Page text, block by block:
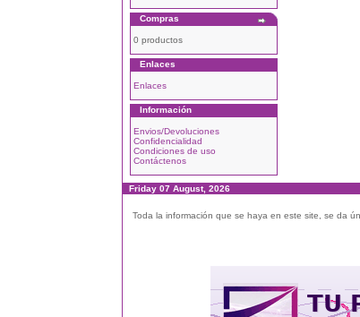
Compras
0 productos
Enlaces
Enlaces
Información
Envios/Devoluciones
Confidencialidad
Condiciones de uso
Contáctenos
Friday 07 August, 2026
Toda la información que se haya en este site, se da